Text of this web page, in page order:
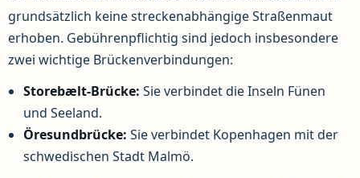
grundsätzlich keine streckenabhängige Straßenmaut
erhoben. Gebührenpflichtig sind jedoch insbesondere
zwei wichtige Brückenverbindungen:
Storebælt-Brücke: Sie verbindet die Inseln Fünen
und Seeland.
Öresundbrücke: Sie verbindet Kopenhagen mit der
schwedischen Stadt Malmö.